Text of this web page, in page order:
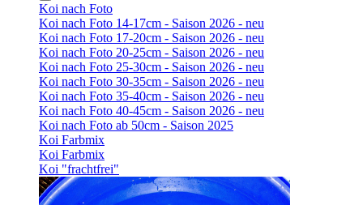
Koi nach Foto
Koi nach Foto 14-17cm - Saison 2026 - neu
Koi nach Foto 17-20cm - Saison 2026 - neu
Koi nach Foto 20-25cm - Saison 2026 - neu
Koi nach Foto 25-30cm - Saison 2026 - neu
Koi nach Foto 30-35cm - Saison 2026 - neu
Koi nach Foto 35-40cm - Saison 2026 - neu
Koi nach Foto 40-45cm - Saison 2026 - neu
Koi nach Foto ab 50cm - Saison 2025
Koi Farbmix
Koi Farbmix
Koi "frachtfrei"